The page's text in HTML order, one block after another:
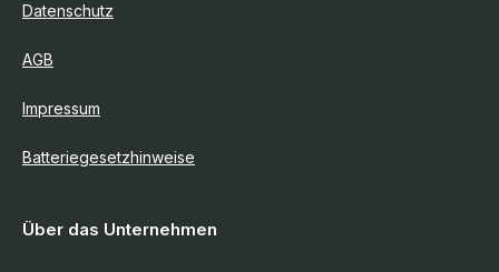
Datenschutz
AGB
Impressum
Batteriegesetzhinweise
Über das Unternehmen